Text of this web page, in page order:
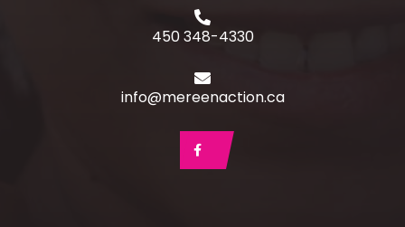
450 348-4330
info@mereenaction.ca